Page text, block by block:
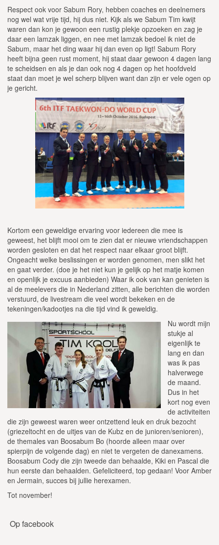
Respect ook voor Sabum Rory, hebben coaches en deelnemers
nog wel wat vrije tijd, hij dus niet. Kijk als we Sabum Tim kwijt
waren dan kon je gewoon een rustig plekje opzoeken en zag je
daar een lamzak liggen, en nee met lamzak bedoel ik niet de
Sabum, maar het ding waar hij dan even op ligt! Sabum Rory
heeft bijna geen rust moment, hij staat daar gewoon 4 dagen lang
te scheidsen en als je dan ook nog 4 dagen op het hoofdveld
staat dan moet je wel scherp blijven want dan zijn er vele ogen op
je gericht.
Kortom een geweldige ervaring voor iedereen die mee is
geweest, het blijft mooi om te zien dat er nieuwe vriendschappen
worden gesloten en dat het respect naar elkaar groot blijft.
Ongeacht welke beslissingen er worden genomen, men slikt het
en gaat verder. (doe je het niet kun je gelijk op het matje komen
en openlijk je excuus aanbieden) Waar ik ook van kan genieten is
al de meelevers die in Nederland zitten, alle berichten die worden
verstuurd, de livestream die veel wordt bekeken en de
tekeningen/kadootjes na die tijd vind ik geweldig.
Nu wordt mijn
stukje al
eigenlijk te
lang en dan
was ik pas
halverwege
de maand.
Dus in het
kort nog even
de activiteiten
die zijn geweest waren weer ontzettend leuk en druk bezocht
(griezeltocht en de uitjes van de Kubz en de junioren/senioren),
de themales van Boosabum Bo (hoorde alleen maar over
spierpijn de volgende dag) en niet te vergeten de danexamens.
Boosabum Cody die zijn tweede dan behaalde, Kiki en Pascal die
hun eerste dan behaalden. Gefeliciteerd, top gedaan! Voor Amber
en Jermain, succes bij jullie herexamen.
Tot november!
Op facebook